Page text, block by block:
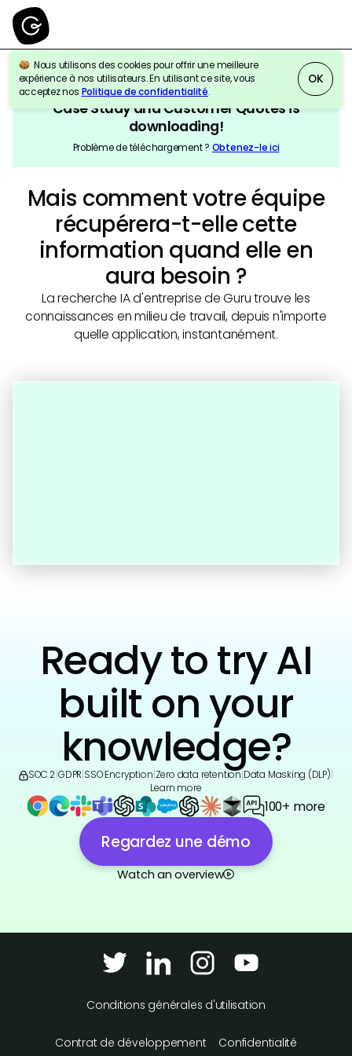
Nous utilisons des cookies pour offrir une meilleure
expérience à nos utilisateurs. En utilisant ce site, vous
acceptez nos Politique de confidentialité.
OK
Case Study and Customer Quotes is
downloading!
Problème de téléchargement ? Obtenez-le ici
Mais comment votre équipe
récupérera-t-elle cette
information quand elle en
aura besoin ?
La recherche IA d'entreprise de Guru trouve les
connaissances en milieu de travail, depuis n'importe
quelle application, instantanément.
Ready to try AI
built on your
knowledge?
SOC 2 GDPR SSO|Encryption Zero data retention Data Masking (DLP)
Learn more
100+ more
Regardez une démo
Watch an overview
Conditions générales d'utilisation
Contrat de développement Confidentialité